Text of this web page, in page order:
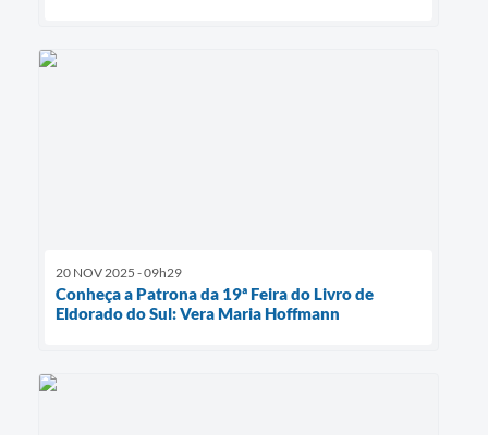
20 NOV 2025 - 09h29
Conheça a Patrona da 19ª Feira do Livro de
Eldorado do Sul: Vera Maria Hoffmann